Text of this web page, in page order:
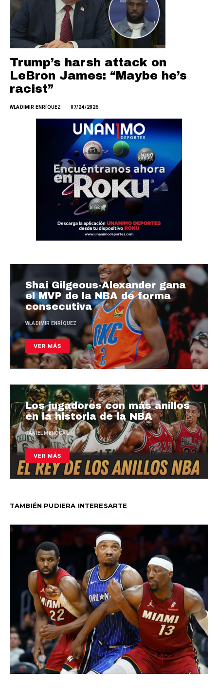
Trump’s harsh attack on
LeBron James: “Maybe he’s
racist”
WLADIMIR ENRÍQUEZ 07/24/2026
Shai Gilgeous-Alexander gana
el MVP de la NBA de forma
consecutiva
WLADIMIR ENRÍQUEZ
VER MÁS
Los jugadores con más anillos
en la historia de la NBA
DANIEL MENOCAL
VER MÁS
TAMBIÉN PUDIERA INTERESARTE